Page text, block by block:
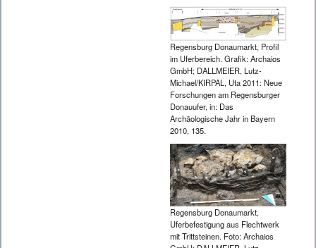
Regensburg Donaumarkt, Profil
im Uferbereich. Grafik: Archaios
GmbH; DALLMEIER, Lutz-
Michael/KIRPAL, Uta 2011: Neue
Forschungen am Regensburger
Donauufer, in: Das
Archäologische Jahr in Bayern
2010, 135.
Regensburg Donaumarkt,
Uferbefestigung aus Flechtwerk
mit Trittsteinen. Foto: Archaios